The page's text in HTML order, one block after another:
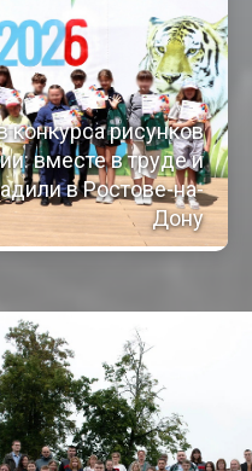
конкурса рисунков
вместе в труде и
в Ростове-на-
Дону